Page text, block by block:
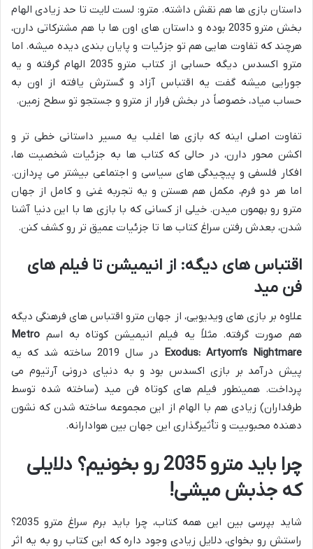
داستان بازی ها هم نقش داشته. مترو: لست لایت تا حد زیادی الهام
بخش مترو 2035 بوده و داستان های اون ها با هم مشترکاتی دارن،
هرچند که تفاوت هایی هم تو جزئیات و پایان بندی دیده میشه. اما
مترو اکسدس دیگه حسابی از کتاب مترو 2035 الهام گرفته و یه
جورایی میشه گفت یه اقتباس آزاد و گسترش یافته از اون به
حساب میاد، خصوصاً در بخش فرار از مترو و جستجو تو سطح زمین.
تفاوت اصلی اینه که بازی ها اغلب یه مسیر داستانی خطی تر و
اکشن محور دارن، در حالی که کتاب ها به جزئیات شخصیت ها،
افکار فلسفی و پیچیدگی های سیاسی و اجتماعی بیشتر می پردازن.
اما هر دو فرم، مکمل هم هستن و یه تجربه غنی و کامل از جهان
مترو رو بهمون میدن. خیلی از کسانی که با بازی ها با این دنیا آشنا
شدن، بعدش رفتن سراغ کتاب ها تا جزئیات عمیق تر رو کشف کنن.
اقتباس های دیگه: از انیمیشن تا فیلم های
فن مید
علاوه بر بازی های ویدیویی، از جهان مترو اقتباس های فرهنگی دیگه
هم صورت گرفته. مثلاً یه فیلم انیمیشن کوتاه به اسم Metro
Exodus: Artyom’s Nightmare
در سال 2019 ساخته شد که یه
پیش درآمد بر بازی اکسدس بود و به دنیای درونی آرتیوم می
پرداخت. همینطور فیلم های کوتاه فن مید (ساخته شده توسط
طرفداران) زیادی هم با الهام از این مجموعه ساخته شدن که نشون
دهنده محبوبیت و تأثیرگذاری این جهان بین هوادارانه.
چرا باید مترو 2035 رو بخونیم؟ دلایلی
که جذبش میشی!
شاید بپرسی بین این همه کتاب، چرا باید برم سراغ مترو 2035؟
راستش رو بخوای، دلایل زیادی وجود داره که این کتاب رو به یه اثر